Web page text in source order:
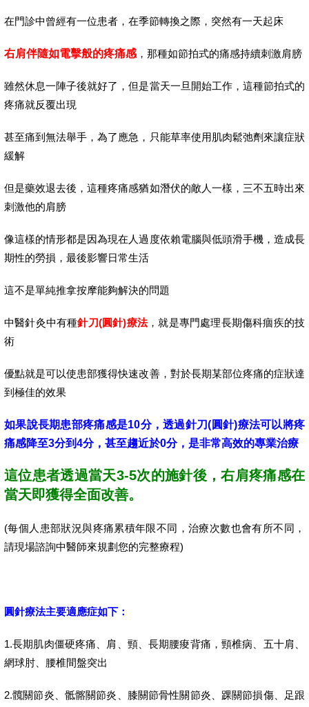
在門診中曾經有一位患者，在季節轉換之際，突然有一天起床
右肩伴隨如電擊般的疼痛感 ，那種如節拍式的痛感持續刺激肩膀
雖然休息一陣子後就好了，但是當天一旦開始工作，這種節拍式的
疼痛就反覆出現
甚至痛到無法舉手，為了應急，只能草率使用肌肉鬆弛劑來讓症狀
緩解
但是藥效退去後，這種疼痛感猶如潛伏的敵人一樣，三不五時出來
刺激他的肩膀
像這樣的情形都是因為現在人過度依賴電腦與低頭滑手機，造成長
期性的勞損，最後影響日常生活
這不是單純推拿按摩能夠解決的問題
中醫針灸中有種針刀(圓針)療法，就是專門處理長期傷科痼疾的技
術
優點就是可以使患部獲得快速改善，對於長期某部位疼痛的症狀達
到極佳的效果
如果說長期患部疼痛感是10分，透過針刀(圓針)療法可以將疼
痛感降至3分到4分，甚至趨近於0分，是非常高效的專業治療
這位患者透過當天3-5次的施針後，右肩疼痛感在
當天即獲得全面改善。
(每個人患部狀況與疼痛累積年限不同，治療次數也會有所不同，
請現場諮詢中醫師來規劃您的完整療程)
圓針療法主要適應症如下：
1.長期肌肉僵硬疼痛、肩、頸、長期腰痠背痛，頸椎病、五十肩、
網球肘、腰椎間盤突出
2.髖關節炎、骶髂關節炎、膝關節骨性關節炎、踝關節損傷、足跟